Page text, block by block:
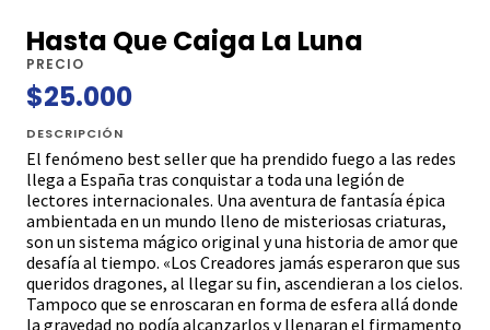
Hasta Que Caiga La Luna
PRECIO
$25.000
DESCRIPCIÓN
El fenómeno best seller que ha prendido fuego a las redes
llega a España tras conquistar a toda una legión de
lectores internacionales. Una aventura de fantasía épica
ambientada en un mundo lleno de misteriosas criaturas,
son un sistema mágico original y una historia de amor que
desafía al tiempo. «Los Creadores jamás esperaron que sus
queridos dragones, al llegar su fin, ascendieran a los cielos.
Tampoco que se enroscaran en forma de esfera allá donde
la gravedad no podía alcanzarlos y llenaran el firmamento